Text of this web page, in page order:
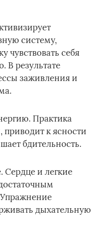
систему,
чувствовать себя
В результате
заживления и
Практика
к ясности
бдительность.
Сердце и легкие
дыхательную